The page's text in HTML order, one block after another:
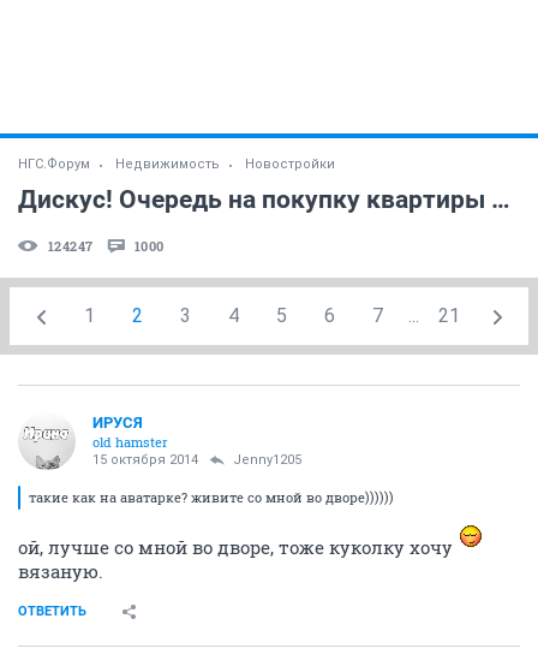
НГС.Форум Недвижимость Новостройки
Дискус! Очередь на покупку квартиры и не только! (часть 30)
124247 1000
1 2 3 4 5 6 7 ... 21
ИРУСЯ
old hamster
15 октября 2014 Jenny1205
такие как на аватарке? живите со мной во дворе))))))
ой, лучше со мной во дворе, тоже куколку хочу
вязаную.
ОТВЕТИТЬ